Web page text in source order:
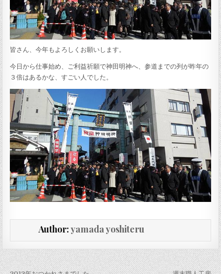
皆さん、今年もよろしくお願いします。
今日から仕事始め、ご利益祈願で神田明神へ、参道までの列が昨年の
３倍はあるかな、すごい人でした。
Author:yamada yoshiteru